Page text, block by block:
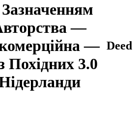
Зазначенням
—
—
Похідних 3.0
Deed